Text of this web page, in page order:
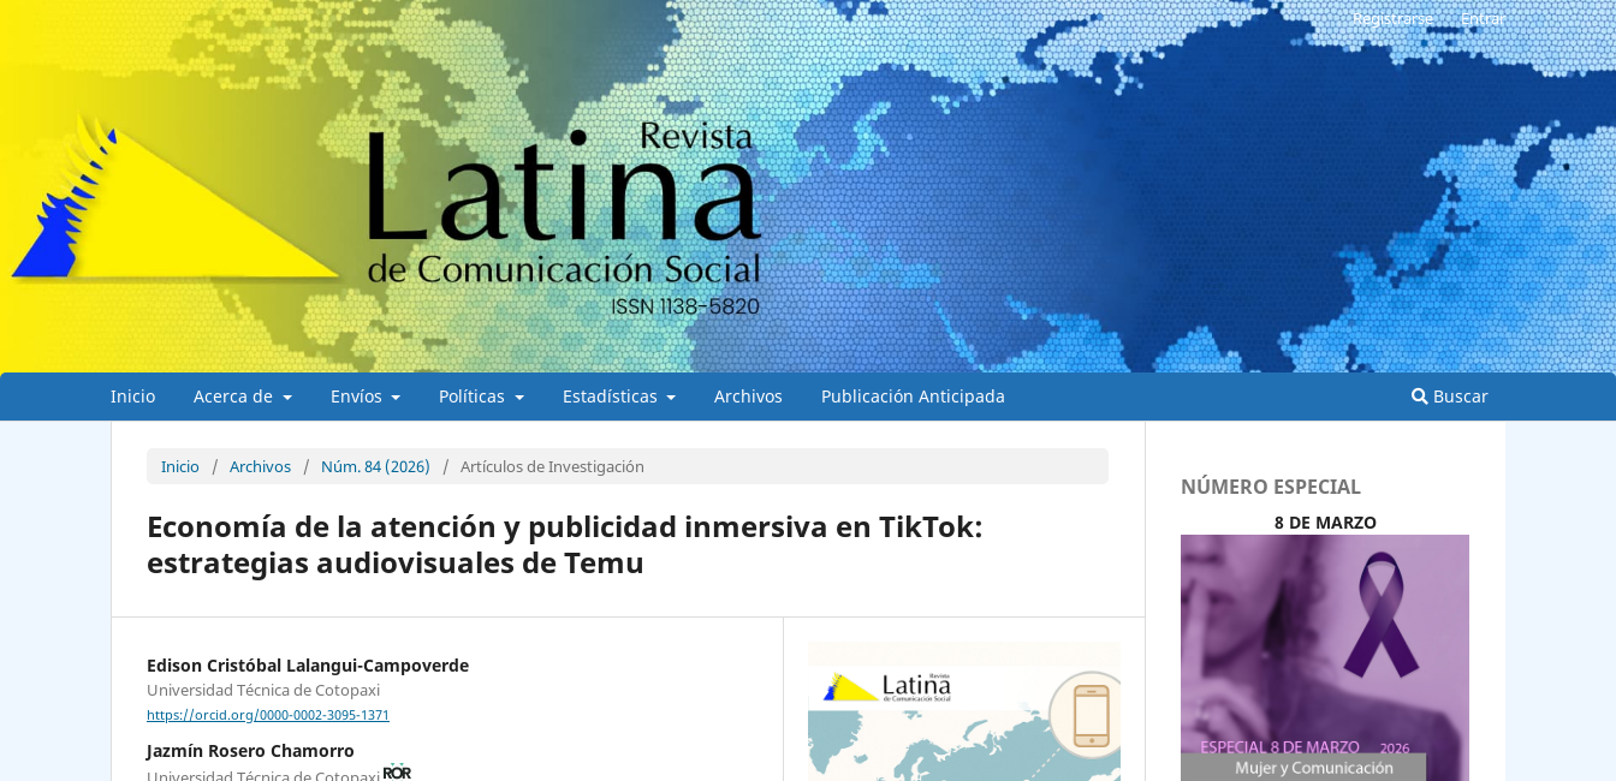
Inicio Acerca de Envíos Políticas Estadísticas Archivos Publicación Anticipada Buscar
Registrarse Entrar
Inicio / Archivos / Núm. 84 (2026) / Artículos de Investigación
Economía de la atención y publicidad inmersiva en TikTok:
estrategias audiovisuales de Temu
Edison Cristóbal Lalangui-Campoverde
Universidad Técnica de Cotopaxi
https://orcid.org/0000-0002-3095-1371
Jazmín Rosero Chamorro
NÚMERO ESPECIAL
8 DE MARZO